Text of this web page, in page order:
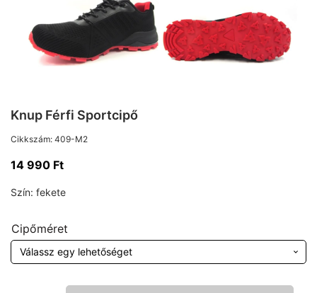
Knup Férfi Sportcipő
Cikkszám: 409-M2
14 990 Ft
Szín: fekete
Cipőméret